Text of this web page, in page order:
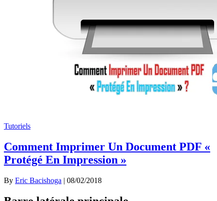
Tutoriels
Comment Imprimer Un Document PDF «
Protégé En Impression »
By Eric Bacishoga | 08/02/2018